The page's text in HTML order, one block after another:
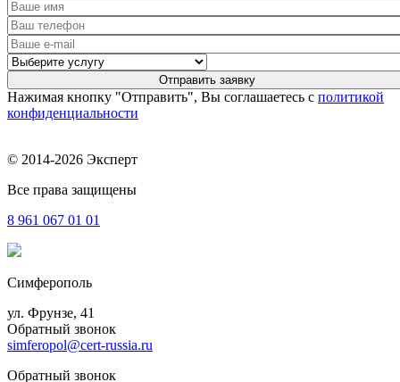
Нажимая кнопку "Отправить", Вы соглашаетесь с политикой
конфиденциальности
© 2014-2026 Эксперт
Все права защищены
8 961 067 01 01
Симферополь
ул. Фрунзе, 41
Обратный звонок
simferopol@cert-russia.ru
Обратный звонок